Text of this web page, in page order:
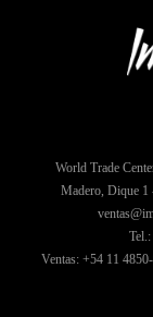
World Trade
Madero, Dique
Ventas: +54 11